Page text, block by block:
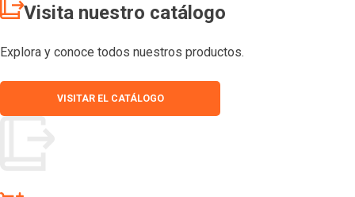
Visita nuestro catálogo
Explora y conoce todos nuestros productos.
VISITAR EL CATÁLOGO